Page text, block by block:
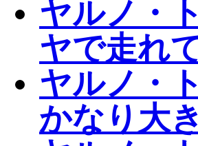
ヤルノ・
ヤで走れ
ヤルノ・
かなり大